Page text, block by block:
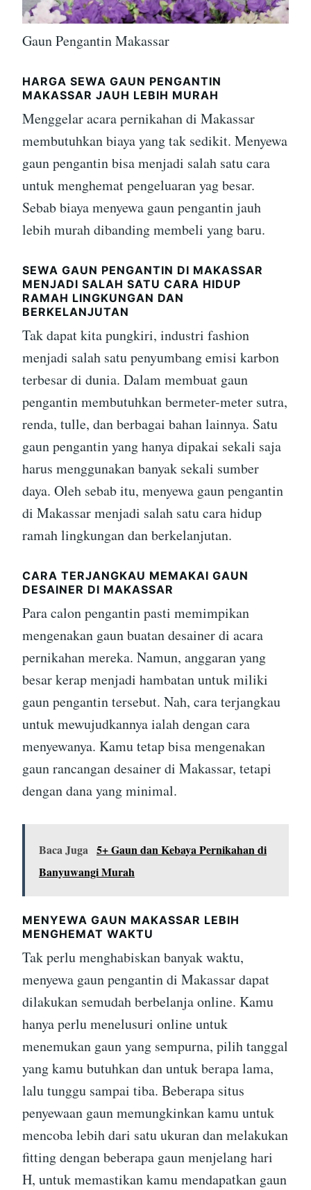
Gaun Pengantin Makassar
HARGA SEWA GAUN PENGANTIN
MAKASSAR JAUH LEBIH MURAH
Menggelar acara pernikahan di Makassar
membutuhkan biaya yang tak sedikit. Menyewa
gaun pengantin bisa menjadi salah satu cara
untuk menghemat pengeluaran yag besar.
Sebab biaya menyewa gaun pengantin jauh
lebih murah dibanding membeli yang baru.
SEWA GAUN PENGANTIN DI MAKASSAR
MENJADI SALAH SATU CARA HIDUP
RAMAH LINGKUNGAN DAN
BERKELANJUTAN
Tak dapat kita pungkiri, industri fashion
menjadi salah satu penyumbang emisi karbon
terbesar di dunia. Dalam membuat gaun
pengantin membutuhkan bermeter-meter sutra,
renda, tulle, dan berbagai bahan lainnya. Satu
gaun pengantin yang hanya dipakai sekali saja
harus menggunakan banyak sekali sumber
daya. Oleh sebab itu, menyewa gaun pengantin
di Makassar menjadi salah satu cara hidup
ramah lingkungan dan berkelanjutan.
CARA TERJANGKAU MEMAKAI GAUN
DESAINER DI MAKASSAR
Para calon pengantin pasti memimpikan
mengenakan gaun buatan desainer di acara
pernikahan mereka. Namun, anggaran yang
besar kerap menjadi hambatan untuk miliki
gaun pengantin tersebut. Nah, cara terjangkau
untuk mewujudkannya ialah dengan cara
menyewanya. Kamu tetap bisa mengenakan
gaun rancangan desainer di Makassar, tetapi
dengan dana yang minimal.
Baca Juga 5+ Gaun dan Kebaya Pernikahan di
Banyuwangi Murah
MENYEWA GAUN MAKASSAR LEBIH
MENGHEMAT WAKTU
Tak perlu menghabiskan banyak waktu,
menyewa gaun pengantin di Makassar dapat
dilakukan semudah berbelanja online. Kamu
hanya perlu menelusuri online untuk
menemukan gaun yang sempurna, pilih tanggal
yang kamu butuhkan dan untuk berapa lama,
lalu tunggu sampai tiba. Beberapa situs
penyewaan gaun memungkinkan kamu untuk
mencoba lebih dari satu ukuran dan melakukan
fitting dengan beberapa gaun menjelang hari
H, untuk memastikan kamu mendapatkan gaun